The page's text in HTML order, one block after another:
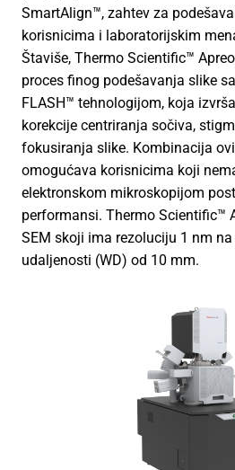
SmartAlign™, zahtev za
korisnicima i laboratorijskim
Štaviše, Thermo Scientific™
proces finog podešavanja slike
FLASH™ tehnologijom, koja
korekcije centriranja sočiva,
fokusiranja slike. Kombinacija
omogućava korisnicima koji
elektronskom mikroskopijom
performansi. Thermo Scientific™
SEM skoji ima rezoluciju 1 nm
udaljenosti (WD) od 10 mm.